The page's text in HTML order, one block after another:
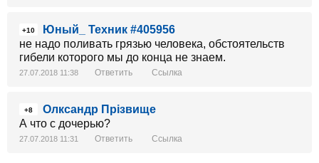
+10
Юный_ Техник #405956
не надо поливать грязью человека, обстоятельств
гибели которого мы до конца не знаем.
27.07.2018 11:38 Ответить Ссылка
+8
Олксандр Прізвище
А что с дочерью?
27.07.2018 11:31 Ответить Ссылка